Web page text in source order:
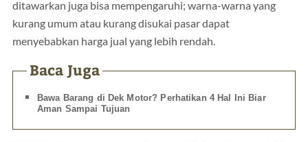
ditawarkan juga bisa mempengaruhi; warna-warna yang
kurang umum atau kurang disukai pasar dapat
menyebabkan harga jual yang lebih rendah.
Baca Juga
Bawa Barang di Dek Motor? Perhatikan 4 Hal Ini Biar
Aman Sampai Tujuan